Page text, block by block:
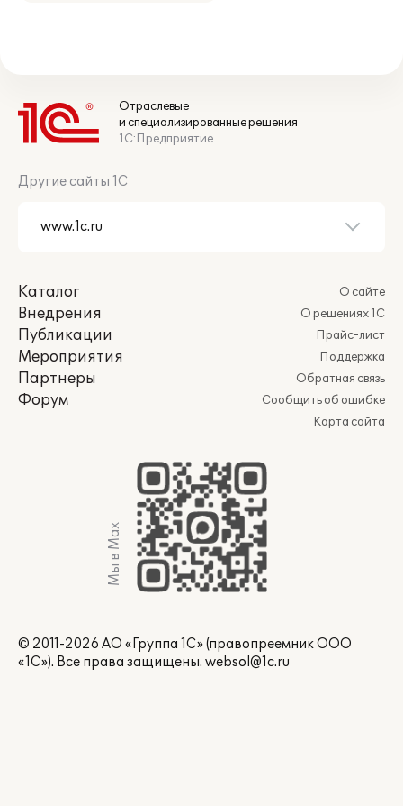
Отраслевые
и специализированные решения
1С:Предприятие
Другие сайты 1С
Каталог
Внедрения
Публикации
Мероприятия
Партнеры
Форум
О сайте
О решениях 1С
Прайс-лист
Поддержка
Обратная связь
Сообщить об ошибке
Карта сайта
Мы в Max
© 2011-2026 АО «Группа 1С» (правопреемник ООО
«1С»). Все права защищены. websol@1c.ru